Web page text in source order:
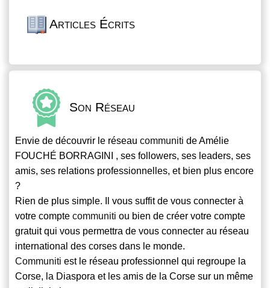
Articles Écrits
Son Réseau
Envie de découvrir le réseau communiti de Amélie
FOUCHÉ BORRAGINI , ses followers, ses leaders, ses
amis, ses relations professionnelles, et bien plus encore
?
Rien de plus simple. Il vous suffit de vous connecter à
votre compte communiti ou bien de créer votre compte
gratuit qui vous permettra de vous connecter au réseau
international des corses dans le monde.
Communiti est le réseau professionnel qui regroupe la
Corse, la Diaspora et les amis de la Corse sur un même